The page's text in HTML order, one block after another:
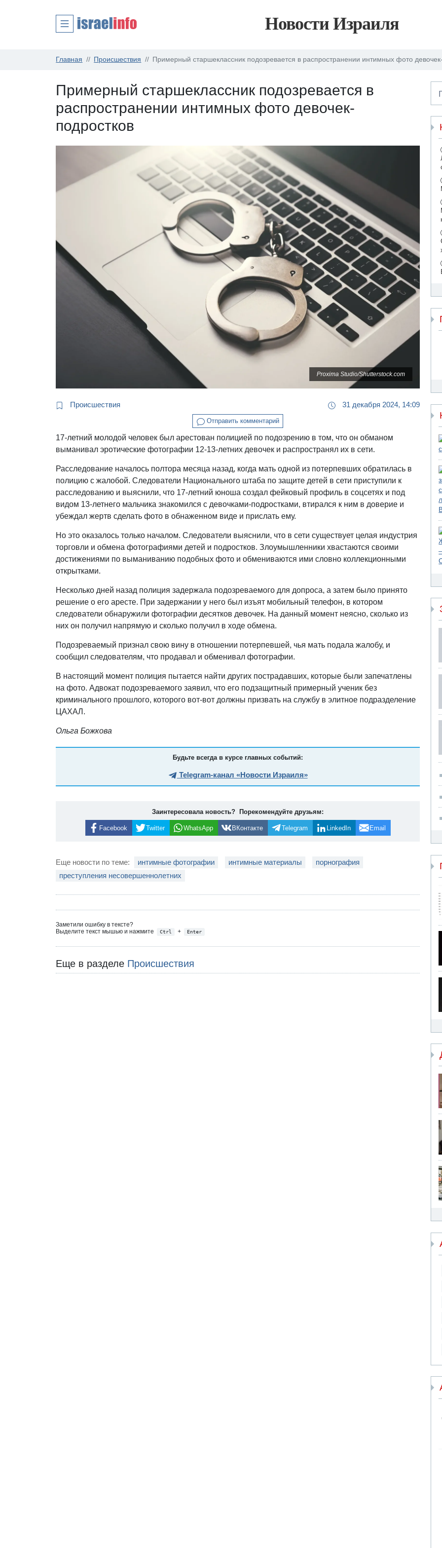
Новости Израиля
Главная Происшествия Примерный старшеклассник подозревается в распространении интимных фото
Примерный старшеклассник подозревается в
распространении интимных фото девочек-
подростков
Proxima Studio/Shutterstock.com
Происшествия 31 декабря 2024, 14:09
Отправить комментарий
17-летний молодой человек был арестован полицией по подозрению в том, что он обманом
выманивал эротические фотографии 12-13-летних девочек и распространял их в сети.
Расследование началось полтора месяца назад, когда мать одной из потерпевших обратилась в
полицию с жалобой. Следователи Национального штаба по защите детей в сети приступили к
расследованию и выяснили, что 17-летний юноша создал фейковый профиль в соцсетях и под
видом 13-летнего мальчика знакомился с девочками-подростками, втирался к ним в доверие и
убеждал жертв сделать фото в обнаженном виде и прислать ему.
Но это оказалось только началом. Следователи выяснили, что в сети существует целая индустрия
торговли и обмена фотографиями детей и подростков. Злоумышленники хвастаются своими
достижениями по выманиванию подобных фото и обмениваются ими словно коллекционными
открытками.
Несколько дней назад полиция задержала подозреваемого для допроса, а затем было принято
решение о его аресте. При задержании у него был изъят мобильный телефон, в котором
следователи обнаружили фотографии десятков девочек. На данный момент неясно, сколько из
них он получил напрямую и сколько получил в ходе обмена.
Подозреваемый признал свою вину в отношении потерпевшей, чья мать подала жалобу, и
сообщил следователям, что продавал и обменивал фотографии.
В настоящий момент полиция пытается найти других пострадавших, которые были запечатлены
на фото. Адвокат подозреваемого заявил, что его подзащитный примерный ученик без
криминального прошлого, которого вот-вот должны призвать на службу в элитное подразделение
ЦАХАЛ.
Ольга Божкова
Будьте всегда в курсе главных событий:
Telegram-канал «Новости Израиля»
Заинтересовала новость? Порекомендуйте друзьям:
Facebook Twitter WhatsApp ВКонтакте Telegram LinkedIn Email
Еще новости по теме: интимные фотографии интимные материалы
порнография
преступления несовершеннолетних
Заметили ошибку в тексте?
Выделите текст мышью и нажмите
Ctrl + Enter
Еще в разделе Происшествия